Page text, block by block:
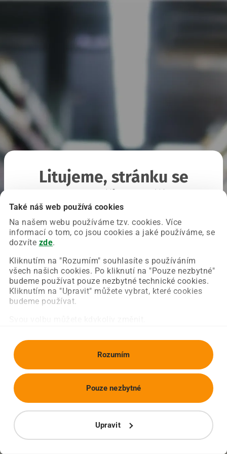
Také náš web používá cookies
Na našem webu používáme tzv. cookies. Více
informací o tom, co jsou cookies a jaké používáme, se
dozvíte zde.
Kliknutím na "Rozumím" souhlasíte s používáním
všech našich cookies. Po kliknutí na "Pouze nezbytné"
budeme používat pouze nezbytné technické cookies.
Kliknutím na "Upravit" můžete vybrat, které cookies
budeme používat.
Rozumím
Upravit
Pouze nezbytné
Litujeme, stránku se
Chyba nastala na naší straně a už ji opravujeme.
Zkuste prosím znovu načíst požadovanou stránku.
Obnovit stránku Úvodní strana